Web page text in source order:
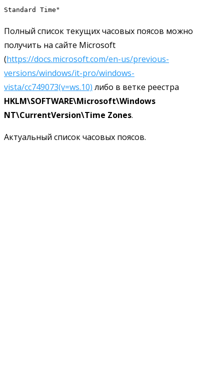
Standard Time"
Полный список текущих часовых поясов можно
получить на сайте Microsoft
(https://docs.microsoft.com/en-us/previous-
versions/windows/it-pro/windows-
vista/cc749073(v=ws.10) либо в ветке реестра
HKLM\SOFTWARE\Microsoft\Windows
NT\CurrentVersion\Time Zones.
Актуальный список часовых поясов.